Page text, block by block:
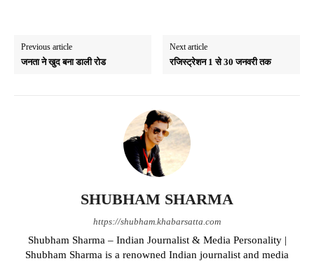
Previous article
जनता ने खुद बना डाली रोड
Next article
रजिस्ट्रेशन 1 से 30 जनवरी तक
SHUBHAM SHARMA
https://shubham.khabarsatta.com
Shubham Sharma – Indian Journalist & Media Personality |
Shubham Sharma is a renowned Indian journalist and media